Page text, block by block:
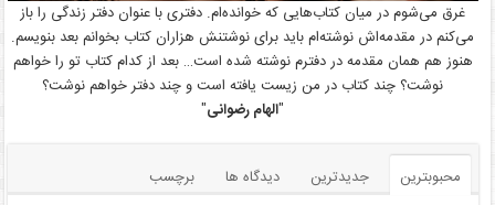
غرق می‌شوم در میان کتاب‌هایی که خوانده‌ام. دفتری با عنوان دفتر زندگی را باز
می‌کنم در مقدمه‌اش نوشته‌ام باید برای نوشتنش هزاران کتاب بخوانم بعد بنویسم.
هنوز هم همان مقدمه در دفترم نوشته شده است… بعد از کدام کتاب تو را خواهم
نوشت؟ چند کتاب در من زیست یافته است و چند دفتر خواهم نوشت؟
"الهام رضوانی"
محبوبترین جدیدترین دیدگاه ها
برچسب